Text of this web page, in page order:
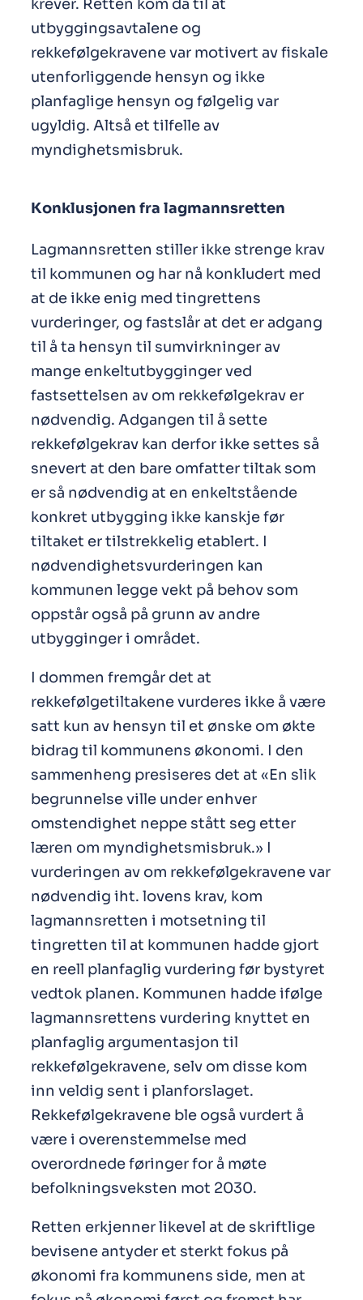
krever. Retten kom da til at
utbyggingsavtalene og
rekkefølgekravene var motivert av fiskale
utenforliggende hensyn og ikke
planfaglige hensyn og følgelig var
ugyldig. Altså et tilfelle av
myndighetsmisbruk.
Konklusjonen fra lagmannsretten
Lagmannsretten stiller ikke strenge krav
til kommunen og har nå konkludert med
at de ikke enig med tingrettens
vurderinger, og fastslår at det er adgang
til å ta hensyn til sumvirkninger av
mange enkeltutbygginger ved
fastsettelsen av om rekkefølgekrav er
nødvendig. Adgangen til å sette
rekkefølgekrav kan derfor ikke settes så
snevert at den bare omfatter tiltak som
er så nødvendig at en enkeltstående
konkret utbygging ikke kanskje før
tiltaket er tilstrekkelig etablert. I
nødvendighetsvurderingen kan
kommunen legge vekt på behov som
oppstår også på grunn av andre
utbygginger i området.
I dommen fremgår det at
rekkefølgetiltakene vurderes ikke å være
satt kun av hensyn til et ønske om økte
bidrag til kommunens økonomi. I den
sammenheng presiseres det at «En slik
begrunnelse ville under enhver
omstendighet neppe stått seg etter
læren om myndighetsmisbruk.» I
vurderingen av om rekkefølgekravene var
nødvendig iht. lovens krav, kom
lagmannsretten i motsetning til
tingretten til at kommunen hadde gjort
en reell planfaglig vurdering før bystyret
vedtok planen. Kommunen hadde ifølge
lagmannsrettens vurdering knyttet en
planfaglig argumentasjon til
rekkefølgekravene, selv om disse kom
inn veldig sent i planforslaget.
Rekkefølgekravene ble også vurdert å
være i overenstemmelse med
overordnede føringer for å møte
befolkningsveksten mot 2030.
Retten erkjenner likevel at de skriftlige
bevisene antyder et sterkt fokus på
økonomi fra kommunens side, men at